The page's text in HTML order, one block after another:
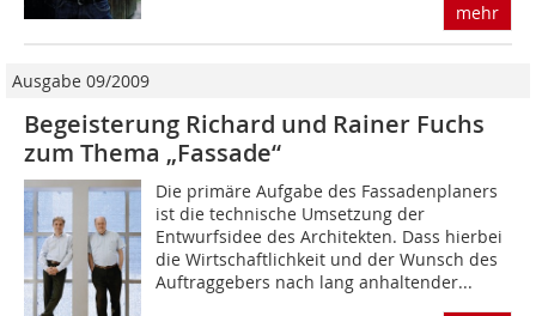
mehr
Ausgabe 09/2009
Begeisterung Richard und Rainer Fuchs
zum Thema „Fassade“
Die primäre Aufgabe des Fassadenplaners
ist die technische Umsetzung der
Entwurfsidee des Architekten. Dass hierbei
die Wirtschaftlichkeit und der Wunsch des
Auftraggebers nach lang anhaltender...